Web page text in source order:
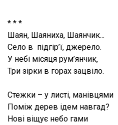
* * *
Шаян, Шаяниха, Шаянчик...
Село в підгір’ї, джерело.
У небі місяця рум’янчик,
Три зірки в горах зацвіло.
Стежки – у листі, манівцями
Поміж дерев ідем навгад?
Нові віщує небо гами